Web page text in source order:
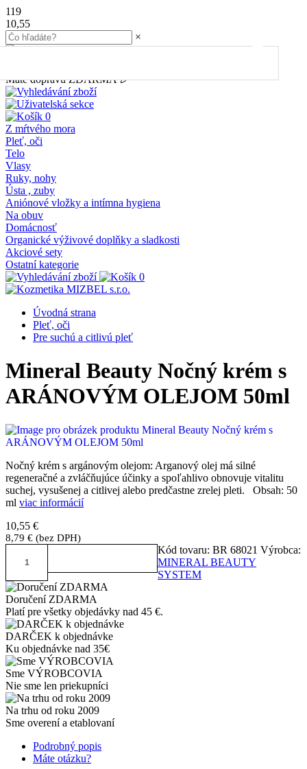
119
10,55
×
Máte dopravu ZDARMA 🎉
0
Z mŕtvého mora
Pleť, oči
Telo
Vlasy
Ruky, nohy
Ústa , zuby
Aniónové vložky a intímna hygiena
Na obuv
Domácnosť
Organické výživové doplňky a sladkosti
Akciové sety
Ostatní kategorie
0
Úvodná strana
Pleť, oči
Pre suchú a citlivú pleť
Mineral Beauty Nočný krém s
ARÁNOVÝM OLEJOM 50ml
Nočný krém s argánovým olejom: Arganový olej má silné
regeneračné a zvláčňujúce účinky a spoľahlivo obnovuje vitalitu
suchej, vysušenej a citlivej alebo predčastne zrelej pleti. Obsah: 50
ml viac informácií
10,55 €
8,79 € (bez DPH)
Kód tovaru: BR 68021 Výrobca:
MINERAL BEAUTY
SYSTEM
Doručení ZDARMA
Platí pre všetky objedávky nad 45 €.
DARČEK k objednávke
Ku objednávke nad 35€
Sme VÝROBCOVIA
Nie sme len priekupníci
Na trhu od roku 2009
Sme overení a etablovaní
Podrobný popis
Máte otázku?